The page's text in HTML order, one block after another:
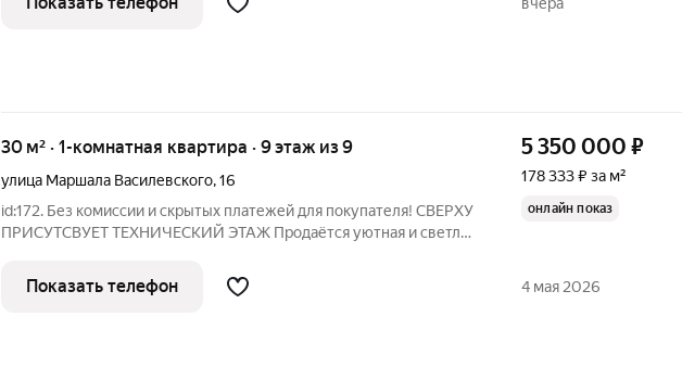
30 м² · 1-комнатная квартира · 9 этаж из 9
улица Маршала Василевского,16
id:172. Без комиссии и скрытых платежей для покупателя! СВЕРХУ
ПРИСУТСВУЕТ ТЕХНИЧЕСКИЙ ЭТАЖ Продаётся уютная и светлая
Расположена на 9-м этаже 9-этажного блочного дома по адресу:
ул. Маршала
5 350 000 ₽
178 333 ₽ за м²
онлайн показ
Показать телефон 4 мая 2026